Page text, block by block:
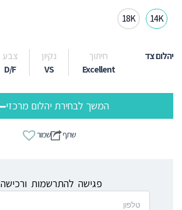
18K 14K
יהלום צד חיתוך נקיון צבע
Excellent
VS
D/F
המשך לבחירת יהלום מרכזי
שמור שתף
פגישה להתרשמות ורכישה